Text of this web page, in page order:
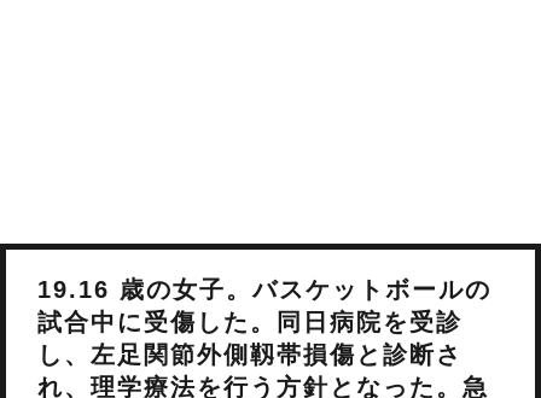
19.16 歳の女子。バスケットボールの
試合中に受傷した。同日病院を受診
し、左足関節外側靱帯損傷と診断さ
れ、理学療法を行う方針となった。急